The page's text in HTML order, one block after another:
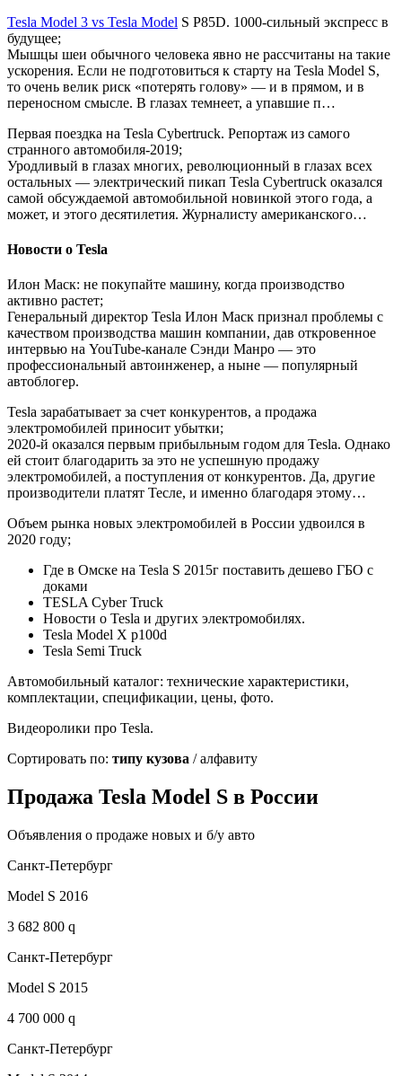
Tesla Model 3 vs Tesla Model S P85D. 1000-сильный экспресс в
будущее;
Мышцы шеи обычного человека явно не рассчитаны на такие
ускорения. Если не подготовиться к старту на Tesla Model S,
то очень велик риск «потерять голову» — и в прямом, и в
переносном смысле. В глазах темнеет, а упавшие п…
Первая поездка на Tesla Cybertruck. Репортаж из самого
странного автомобиля-2019;
Уродливый в глазах многих, революционный в глазах всех
остальных — электрический пикап Tesla Cybertruck оказался
самой обсуждаемой автомобильной новинкой этого года, а
может, и этого десятилетия. Журналисту американского…
Новости о Tesla
Илон Маск: не покупайте машину, когда производство
активно растет;
Генеральный директор Tesla Илон Маск признал проблемы с
качеством производства машин компании, дав откровенное
интервью на YouTube-канале Сэнди Манро — это
профессиональный автоинженер, а ныне — популярный
автоблогер.
Tesla зарабатывает за счет конкурентов, а продажа
электромобилей приносит убытки;
2020-й оказался первым прибыльным годом для Tesla. Однако
ей стоит благодарить за это не успешную продажу
электромобилей, а поступления от конкурентов. Да, другие
производители платят Тесле, и именно благодаря этому…
Объем рынка новых электромобилей в России удвоился в
2020 году;
Где в Омске на Tesla S 2015г поставить дешево ГБО с
доками
TESLA Cyber Truck
Новости о Tesla и других электромобилях.
Tesla Model X p100d
Tesla Semi Truck
Автомобильный каталог: технические характеристики,
комплектации, спецификации, цены, фото.
Видеоролики про Tesla.
Сортировать по: типу кузова / алфавиту
Продажа Tesla Model S в России
Объявления о продаже новых и б/у авто
Санкт-Петербург
Model S 2016
3 682 800 q
Санкт-Петербург
Model S 2015
4 700 000 q
Санкт-Петербург